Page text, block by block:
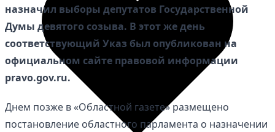
назначил выборы депутатов Государственной
Думы девятого созыва. В этот же день
соответствующий Указ был опубликован на
официальном сайте правовой информации
pravo.gov.ru.
Днем позже в «Областной газете» размещено
постановление областного парламента о назначении